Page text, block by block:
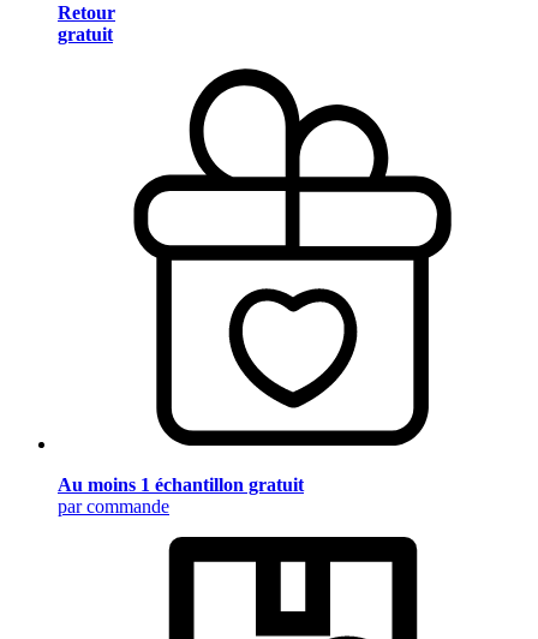
Retour
gratuit
Au moins 1 échantillon gratuit
par commande